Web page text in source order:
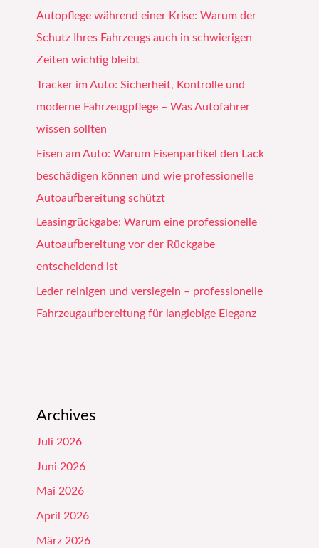
Autopflege während einer Krise: Warum der
Schutz Ihres Fahrzeugs auch in schwierigen
Zeiten wichtig bleibt
Tracker im Auto: Sicherheit, Kontrolle und
moderne Fahrzeugpflege – Was Autofahrer
wissen sollten
Eisen am Auto: Warum Eisenpartikel den Lack
beschädigen können und wie professionelle
Autoaufbereitung schützt
Leasingrückgabe: Warum eine professionelle
Autoaufbereitung vor der Rückgabe
entscheidend ist
Leder reinigen und versiegeln – professionelle
Fahrzeugaufbereitung für langlebige Eleganz
Archives
Juli 2026
Juni 2026
Mai 2026
April 2026
März 2026